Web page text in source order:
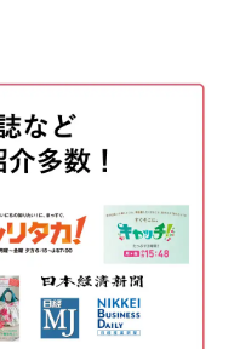
を習得すれば、思わず
い目玉焼きトーストが
に見映えのするアート
にも大いに役立ちま
10:31